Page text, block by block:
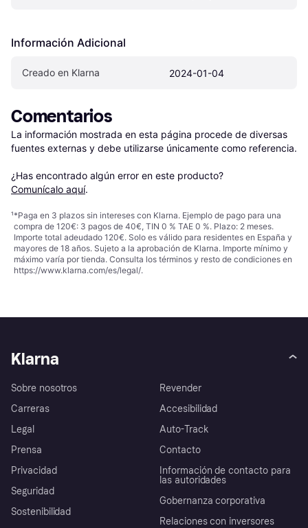
Información Adicional
Creado en Klarna 2024-01-04
Comentarios
La información mostrada en esta página procede de diversas
fuentes externas y debe utilizarse únicamente como referencia.
¿Has encontrado algún error en este producto?
Comunícalo aquí.
¹*Paga en 3 plazos sin intereses con Klarna. Ejemplo de pago para una
compra de 120€: 3 pagos de 40€, TIN 0 % TAE 0 %. Plazo: 2 meses.
Importe total adeudado 120€. Solo es válido para residentes en España y
mayores de 18 años. Sujeto a la aprobación de Klarna. Importe mínimo y
máximo varía por tienda. Consulta los términos y resto de condiciones en
https://www.klarna.com/es/legal/.
Klarna
Sobre nosotros
Carreras
Legal
Prensa
Privacidad
Seguridad
Sostenibilidad
Revender
Accesibilidad
Auto-Track
Contacto
Información de contacto para
las autoridades
Gobernanza corporativa
Relaciones con inversores